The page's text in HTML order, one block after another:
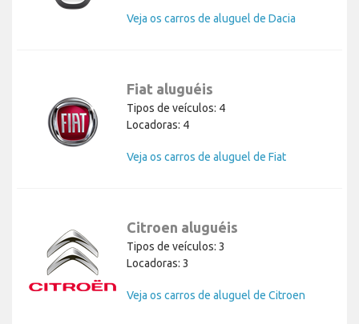
Veja os carros de aluguel de Dacia
Fiat aluguéis
Tipos de veículos: 4
Locadoras: 4
Veja os carros de aluguel de Fiat
Citroen aluguéis
Tipos de veículos: 3
Locadoras: 3
Veja os carros de aluguel de Citroen